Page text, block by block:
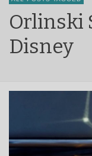
Orlinski
Disney